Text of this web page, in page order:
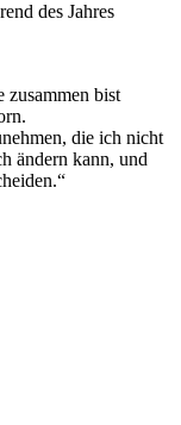
des Jahres
zusammen bist
die ich nicht
ändern kann, und